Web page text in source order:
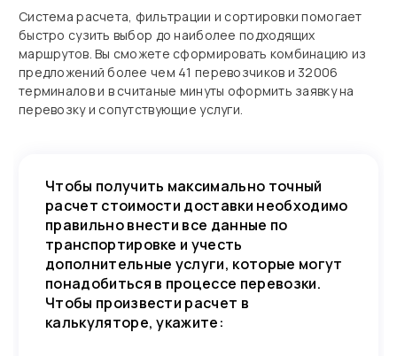
Система расчета, фильтрации и сортировки помогает
быстро сузить выбор до наиболее подходящих
маршрутов. Вы сможете сформировать комбинацию из
предложений более чем 41 перевозчиков и 32006
терминалов и в считаные минуты оформить заявку на
перевозку и сопутствующие услуги.
Чтобы получить максимально точный
расчет стоимости доставки необходимо
правильно внести все данные по
транспортировке и учесть
дополнительные услуги, которые могут
понадобиться в процессе перевозки.
Чтобы произвести расчет в
калькуляторе, укажите: